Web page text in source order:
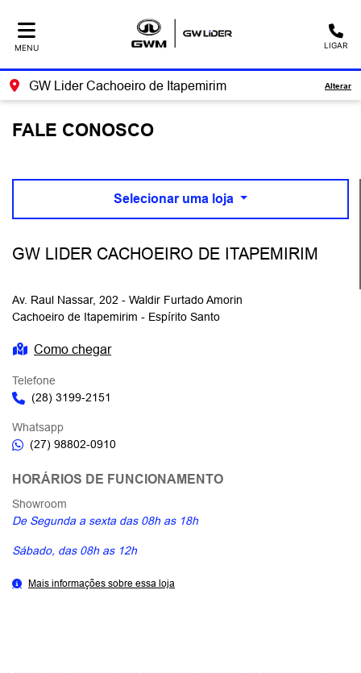
MENU LIGAR
GW Lider Cachoeiro de Itapemirim Alterar
FALE CONOSCO
Selecionar uma loja
GW LIDER CACHOEIRO DE ITAPEMIRIM
Av. Raul Nassar, 202 - Waldir Furtado Amorin
Cachoeiro de Itapemirim - Espírito Santo
Como chegar
Telefone
(28) 3199-2151
Whatsapp
(27) 98802-0910
HORÁRIOS DE FUNCIONAMENTO
Showroom
De Segunda a sexta das 08h as 18h
Sábado, das 08h as 12h
Mais informações sobre essa loja